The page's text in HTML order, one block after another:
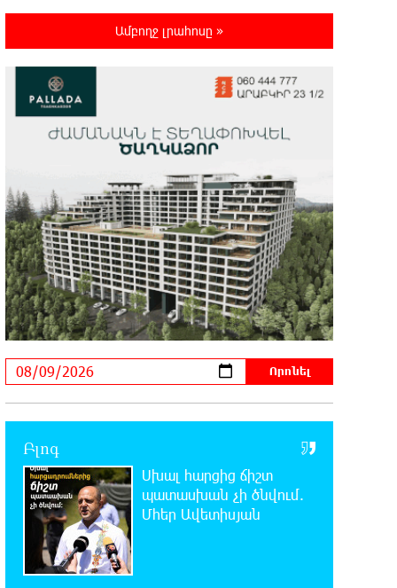
23:39:22 8-08-2026
ոչնչացվել է ուկրաինական 360
անօդաչու թռչող սարք
23:20:45 8-08-2026
ին, 14-ին, 17-ին, 18-ին և 20-ին
հարյուրավոր հասցեներում լույս չի լինելու
23:01:57 8-08-2026
Ողբերգական դեպք՝ Երևանում․
Կիևյան կամրջի տակ
հայտնաբերվել է տղամարդու մարմին
Ադրբեջանի Սարով գյուղում տանը
18-ամյա աղջկա դի է
հայտնաբերվել
Հայհիդրոմետի տնօրենը գրել է
22:07:09 8-08-2026
Արտակարգ դեպք՝ Երևանում․
կոտրել են «Հույս բոլոր մարդկանց»
Ամբողջ լրահոսը »
Բլոգ
Սխալ հարցից ճիշտ
պատասխան չի ծնվում.
Մհեր Ավետիսյան